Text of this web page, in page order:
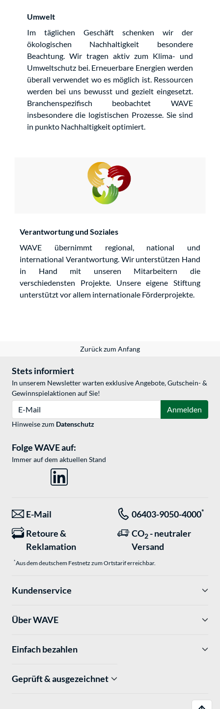
Umwelt
Im täglichen Geschäft schenken wir der
ökologischen Nachhaltigkeit besondere
Beachtung. Wir tragen aktiv zum Klima- und
Umweltschutz bei. Erneuerbare Energien werden
überall verwendet wo es möglich ist. Ressourcen
werden bei uns bewusst und gezielt eingesetzt.
Branchenspezifisch beobachtet WAVE
insbesondere die logistischen Prozesse. Sie sind
in punkto Nachhaltigkeit optimiert.
Verantwortung und Soziales
WAVE übernimmt regional, national und
international Verantwortung. Wir unterstützen Hand
in Hand mit unseren Mitarbeitern die
verschiedensten Projekte. Unsere eigene Stiftung
unterstützt vor allem internationale Förderprojekte.
Zurück zum Anfang
Stets informiert
In unserem Newsletter warten exklusive Angebote, Gutschein- &
Gewinnspielaktionen auf Sie!
Anmelden
Hinweise zum Datenschutz
Folge WAVE auf:
Immer auf dem aktuellen Stand
E-Mail 06403-9050-4000*
Retoure &
Reklamation
CO2 - neutraler
Versand
*Aus dem deutschem Festnetz zum Ortstarif erreichbar.
Kundenservice
Über WAVE
Einfach bezahlen
Geprüft & ausgezeichnet